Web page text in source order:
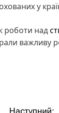
у
роботи над
важливу
Наступний: